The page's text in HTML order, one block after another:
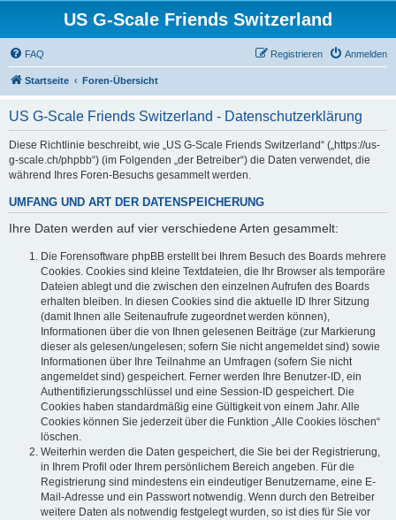
US G-Scale Friends Switzerland
FAQ Anmelden
Registrieren
Startseite Foren-Übersicht
US G-Scale Friends Switzerland - Datenschutzerklärung
Diese Richtlinie beschreibt, wie „US G-Scale Friends Switzerland“ („https://us-
g-scale.ch/phpbb“) (im Folgenden „der Betreiber“) die Daten verwendet, die
während Ihres Foren-Besuchs gesammelt werden.
UMFANG UND ART DER DATENSPEICHERUNG
Ihre Daten werden auf vier verschiedene Arten gesammelt:
Die Forensoftware phpBB erstellt bei Ihrem Besuch des Boards mehrere
Cookies. Cookies sind kleine Textdateien, die Ihr Browser als temporäre
Dateien ablegt und die zwischen den einzelnen Aufrufen des Boards
erhalten bleiben. In diesen Cookies sind die aktuelle ID Ihrer Sitzung
(damit Ihnen alle Seitenaufrufe zugeordnet werden können),
Informationen über die von Ihnen gelesenen Beiträge (zur Markierung
dieser als gelesen/ungelesen; sofern Sie nicht angemeldet sind) sowie
Informationen über Ihre Teilnahme an Umfragen (sofern Sie nicht
angemeldet sind) gespeichert. Ferner werden Ihre Benutzer-ID, ein
Authentifizierungsschlüssel und eine Session-ID gespeichert. Die
Cookies haben standardmäßig eine Gültigkeit von einem Jahr. Alle
Cookies können Sie jederzeit über die Funktion „Alle Cookies löschen“
löschen.
Weiterhin werden die Daten gespeichert, die Sie bei der Registrierung,
in Ihrem Profil oder Ihrem persönlichem Bereich angeben. Für die
Registrierung sind mindestens ein eindeutiger Benutzername, eine E-
Mail-Adresse und ein Passwort notwendig. Wenn durch den Betreiber
weitere Daten als notwendig festgelegt wurden, so ist dies für Sie vor